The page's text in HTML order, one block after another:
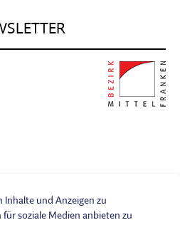
und Anzeigen zu
soziale Medien anbieten zu